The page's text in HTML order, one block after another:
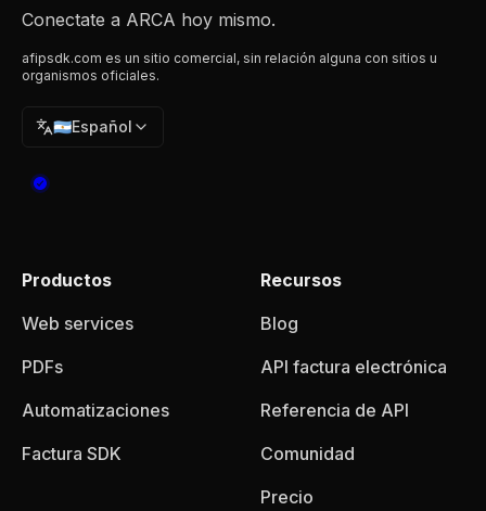
Conectate a ARCA hoy mismo.
afipsdk.com es un sitio comercial, sin relación alguna con sitios u
organismos oficiales.
🇦🇷Español
Productos
Web services
PDFs
Automatizaciones
Factura SDK
Recursos
Blog
API factura electrónica
Referencia de API
Comunidad
Precio